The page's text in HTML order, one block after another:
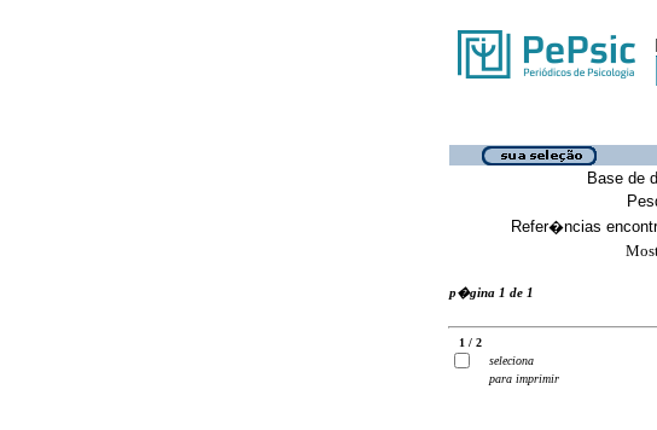
Base de
Refer�ncias
p�gina 1 de 1
1 / 2
seleciona
para imprimir